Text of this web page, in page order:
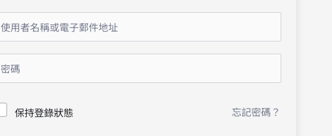
保持登錄狀態 忘記密碼？